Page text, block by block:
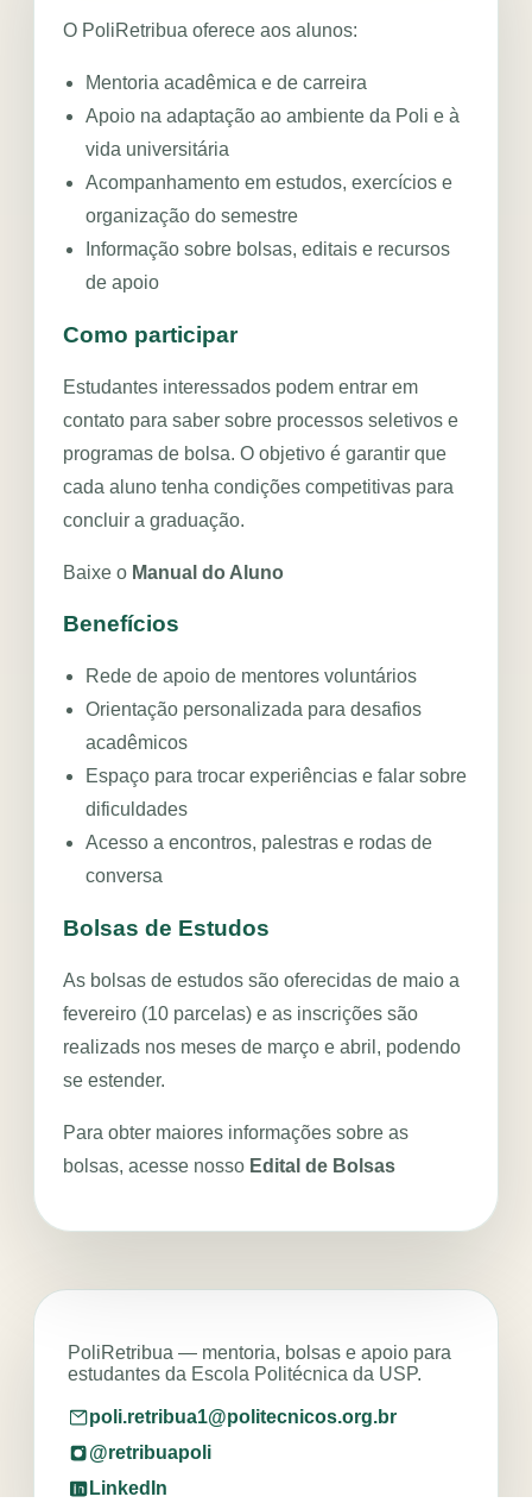
Mentoria,
bolsas e
inclusão
para
estudantes
Uma rede de voluntários dedicada
a fortalecer estudantes em
situação de vulnerabilidade
socioeconômica, com
acompanhamento, acolhimento e
oportunidades reais de
permanência na universidade.
Doe agora
O PoliRetribua oferece aos alunos:
Mentoria acadêmica e de carreira
Apoio na adaptação ao ambiente da Poli e à
vida universitária
Acompanhamento em estudos, exercícios e
organização do semestre
Informação sobre bolsas, editais e recursos
de apoio
Como participar
Estudantes interessados podem entrar em
contato para saber sobre processos seletivos e
programas de bolsa. O objetivo é garantir que
cada aluno tenha condições competitivas para
concluir a graduação.
Baixe o Manual do Aluno
Benefícios
Rede de apoio de mentores voluntários
Orientação personalizada para desafios
acadêmicos
Espaço para trocar experiências e falar sobre
dificuldades
Acesso a encontros, palestras e rodas de
conversa
Bolsas de Estudos
As bolsas de estudos são oferecidas de maio a
fevereiro (10 parcelas) e as inscrições são
realizads nos meses de março e abril, podendo
se estender.
Para obter maiores informações sobre as
bolsas, acesse nosso Edital de Bolsas
PoliRetribua — mentoria, bolsas e apoio para
estudantes da Escola Politécnica da USP.
poli.retribua1@politecnicos.org.br
@retribuapoli
LinkedIn